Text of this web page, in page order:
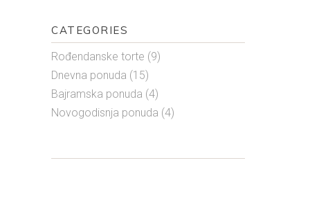
CATEGORIES
Rođendanske torte (9)
Dnevna ponuda (15)
Bajramska ponuda (4)
Novogodisnja ponuda (4)